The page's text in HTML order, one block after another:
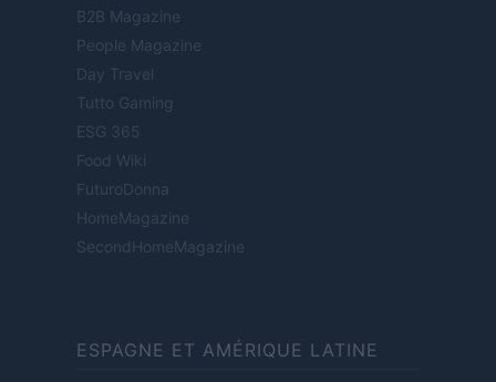
B2B Magazine
People Magazine
Day Travel
Tutto Gaming
ESG 365
Food Wiki
FuturoDonna
HomeMagazine
SecondHomeMagazine
ESPAGNE ET AMÉRIQUE LATINE